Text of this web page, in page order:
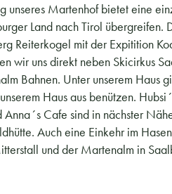
unseres Martenhof bietet eine
Land nach Tirol übergreifen.
Reiterkogel mit der Expitition
wir uns direkt neben Skicirkus
Bahnen. Unter unserem Haus
Haus aus benützen.
Anna´s Cafe sind in nächster
Auch eine Einkehr im
und der Martenalm in